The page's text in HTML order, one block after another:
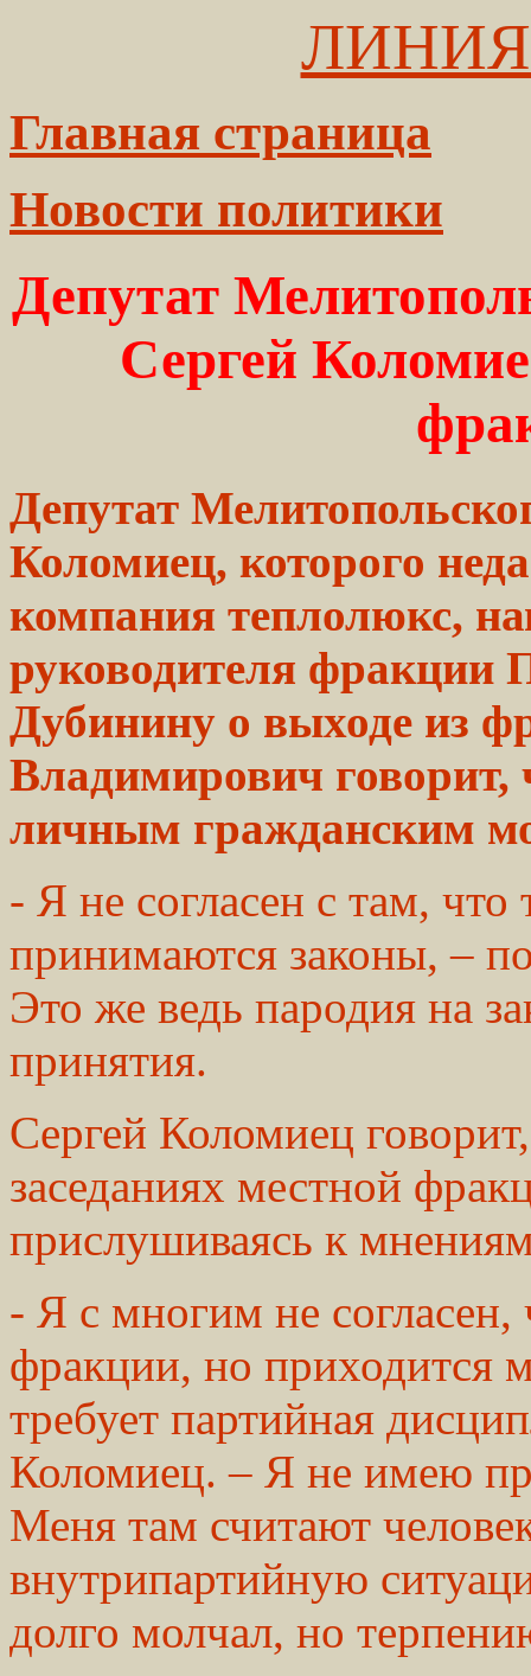
Главная страница
Новости политики
Депутат
Сергей
Депутат
Коломиец, которого
компания теплолюкс,
руководителя фракции
Дубинину о выходе из
Владимирович
личным гражданским
- Я не согласен с там, что
принимаются законы, –
Это же ведь пародия на
принятия.
Сергей Коломиец
заседаниях местной
прислушиваясь к
- Я с многим не согласен,
фракции, но приходится
требует партийная
Коломиец. – Я не имею
Меня там считают
внутрипартийную
долго молчал, но